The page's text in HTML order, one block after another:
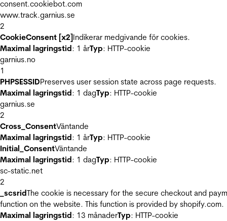
consent.cookiebot.com
www.track.garnius.se
2
CookieConsent [x2]Indikerar medgivande för cookies.
Maximal lagringstid: 1 årTyp: HTTP-cookie
garnius.no
1
PHPSESSIDPreserves user session state across page requests.
Maximal lagringstid: 1 dagTyp: HTTP-cookie
garnius.se
2
Cross_ConsentVäntande
Maximal lagringstid: 1 årTyp: HTTP-cookie
Initial_ConsentVäntande
Maximal lagringstid: 1 dagTyp: HTTP-cookie
sc-static.net
2
_scsridThe cookie is necessary for the secure checkout and
function on the website. This function is provided by shopify.com.
Maximal lagringstid: 13 månaderTyp: HTTP-cookie